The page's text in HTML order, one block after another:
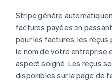
Stripe génère
factures payées en
pour les factures, les reçus
le nom de votre entreprise
aspect soigné. Les reçus
disponibles sur la page de